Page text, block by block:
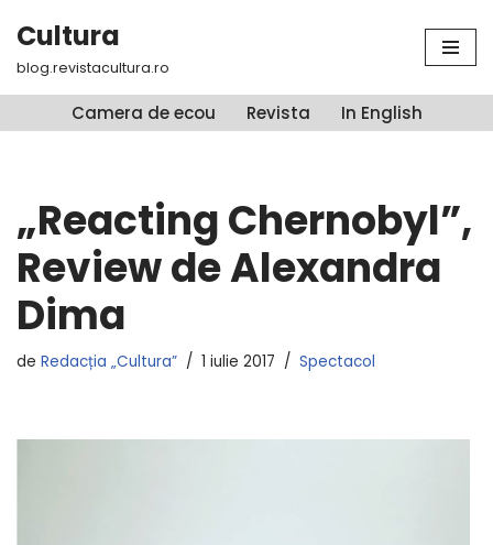
Sari
conținut
Cultura
blog.revistacultura.ro
Camera de ecou Revista In English
„Reacting Chernobyl”,
Review de Alexandra
Dima
de Redacția „Cultura” 1 iulie 2017 Spectacol